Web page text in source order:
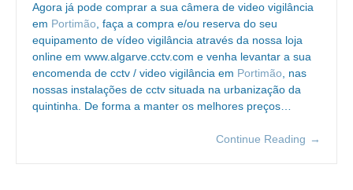
Agora já pode comprar a sua câmera de video vigilância
em Portimão, faça a compra e/ou reserva do seu
equipamento de vídeo vigilância através da nossa loja
online em www.algarve.cctv.com e venha levantar a sua
encomenda de cctv / video vigilância em Portimão, nas
nossas instalações de cctv situada na urbanização da
quintinha. De forma a manter os melhores preços…
Continue Reading →